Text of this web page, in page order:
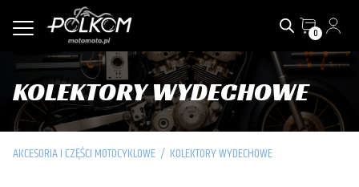
0
KOLEKTORY WYDECHOWE
AKCESORIA I CZĘŚCI MOTOCYKLOWE / KOLEKTORY WYDECHOWE